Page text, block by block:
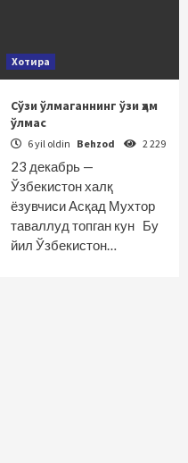
Хотира
Сўзи ўлмаганнинг ўзи ҳам
ўлмас
6 yil oldin Behzod 2 229
23 декабрь —
Ўзбекистон халқ
ёзувчиси Асқад Мухтор
таваллуд топган кун Бу
йил Ўзбекистон…